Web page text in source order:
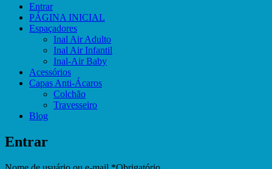
Entrar
PÁGINA INICIAL
Espaçadores
Inal Air Adulto
Inal Air Infantil
Inal-Air Baby
Acessórios
Capas Anti-Ácaros
Colchão
Travesseiro
Blog
Entrar